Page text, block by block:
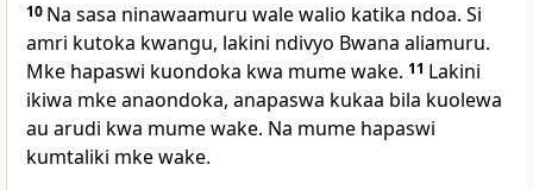
10 Na sasa ninawaamuru wale walio katika ndoa. Si
amri kutoka kwangu, lakini ndivyo Bwana aliamuru.
Mke hapaswi kuondoka kwa mume wake. 11 Lakini
ikiwa mke anaondoka, anapaswa kukaa bila kuolewa
au arudi kwa mume wake. Na mume hapaswi
kumtaliki mke wake.